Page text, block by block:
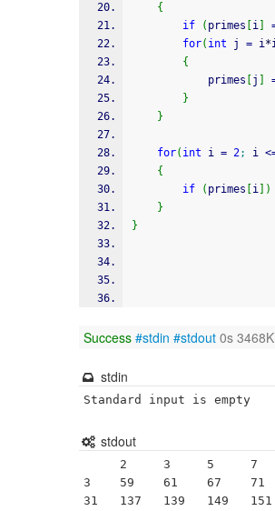
{
if
( primes i
for( int j = i*
{
            primes
j
}
}
for( int i = 2; i
{
if
( primes i )
}
}
Success #stdin #stdout 0s
stdin
Standard input is empty
stdout
3    59    61    67    71
31   137   139   149